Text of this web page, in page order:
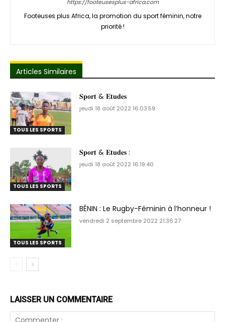
https://footeusesplus-africa.com
Footeuses plus Africa, la promotion du sport féminin, notre
priorité !
Articles Similaires
TOUS LES SPORTS
𝐒𝐩𝐨𝐫𝐭 & 𝐄𝐭𝐮𝐝𝐞𝐬
jeudi 18 août 2022 16:03:59
TOUS LES SPORTS
𝐒𝐩𝐨𝐫𝐭 & 𝐄𝐭𝐮𝐝𝐞𝐬 :
jeudi 18 août 2022 16:19:40
TOUS LES SPORTS
BÉNIN : Le Rugby-Féminin à l’honneur !
vendredi 2 septembre 2022 21:36:27
LAISSER UN COMMENTAIRE